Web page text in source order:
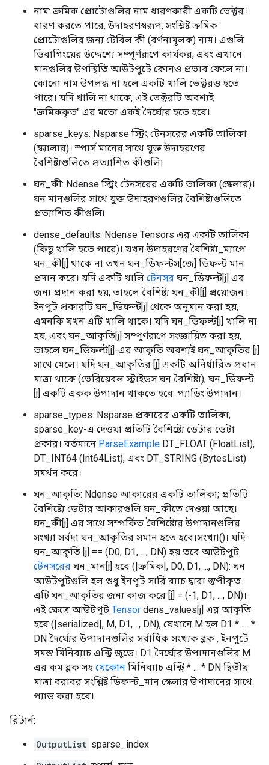
নাম: ক্রমিক প্রোটোগুলির নাম ধারণকারী একটি ভেক্টর।
ধারণ করতে পারে, উদাহরণস্বরূপ, সংশ্লিষ্ট ক্রমিক
প্রোটোগুলির জন্য টেবিল কী (বর্ণনামূলক) নাম। এগুলি
ডিবাগিংয়ের উদ্দেশ্যে সম্পূর্ণরূপে কার্যকর, এবং এখানে
মানগুলির উপস্থিতি আউটপুটে কোনও প্রভাব ফেলে না।
কোনো নাম উপলব্ধ না হলে একটি খালি ভেক্টরও হতে
পারে। যদি খালি না থাকে, এই ভেক্টরটি অবশ্যই
"ক্রমিককৃত" এর মতো একই দৈর্ঘ্যের হতে হবে।
sparse_keys: Nsparse স্ট্রিং টেনসরের একটি তালিকা
(স্ক্যালার)। স্পার্স মানের সাথে যুক্ত উদাহরণের
বৈশিষ্ট্যগুলিতে প্রত্যাশিত কীগুলি৷
ঘন_কী: Ndense স্ট্রিং টেনসরের একটি তালিকা (স্কেলার)।
ঘন মানগুলির সাথে যুক্ত উদাহরণগুলির বৈশিষ্ট্যগুলিতে
প্রত্যাশিত কীগুলি৷
dense_defaults: Ndense Tensors এর একটি তালিকা
(কিছু খালি হতে পারে)। যখন উদাহরণের বৈশিষ্ট্য_ম্যাপে
ঘন_কী[j] থাকে না তখন ঘন_ডিফল্টস[জে] ডিফল্ট মান
প্রদান করে। যদি একটি খালি টেনসর ঘন_ডিফল্ট[j] এর
জন্য প্রদান করা হয়, তাহলে বৈশিষ্ট্য ঘন_কী[j] প্রয়োজন।
ইনপুট প্রকারটি ঘন_ডিফল্ট[j] থেকে অনুমান করা হয়,
এমনকি যখন এটি খালি থাকে। যদি ঘন_ডিফল্ট[j] খালি না
হয়, এবং ঘন_আকৃতি[j] সম্পূর্ণরূপে সংজ্ঞায়িত করা হয়,
তাহলে ঘন_ডিফল্ট[j]-এর আকৃতি অবশ্যই ঘন_আকৃতির [j]
সাথে মেলে। যদি ঘন_আকৃতির [j] একটি অনির্ধারিত প্রধান
মাত্রা থাকে (ভেরিয়েবল স্ট্রাইডস ঘন বৈশিষ্ট্য), ঘন_ডিফল্ট
[j] একটি একক উপাদান থাকতে হবে: প্যাডিং উপাদান।
sparse_types: Nsparse প্রকারের একটি তালিকা;
sparse_key-এ দেওয়া প্রতিটি বৈশিষ্ট্যে ডেটার ডেটা
প্রকার। বর্তমানে ParseExample DT_FLOAT (FloatList),
DT_INT64 (Int64List), এবং DT_STRING (BytesList)
সমর্থন করে।
ঘন_আকৃতি: Ndense আকারের একটি তালিকা; প্রতিটি
বৈশিষ্ট্যে ডেটার আকারগুলি ঘন_কীতে দেওয়া আছে।
ঘন_কী[j] এর সাথে সম্পর্কিত বৈশিষ্ট্যের উপাদানগুলির
সংখ্যা সর্বদা ঘন_আকৃতির সমান হতে হবে।সংখ্যা()। যদি
ঘন_আকৃতি [j] == (D0, D1, ..., DN) হয় তবে আউটপুট
টেনসরের ঘন_মান[j] হবে (|ক্রমিক|, D0, D1, ..., DN): ঘন
আউটপুটগুলি হল শুধু ইনপুট সারি ব্যাচ দ্বারা স্তুপীকৃত.
এটি ঘন_আকৃতির জন্য কাজ করে [j] = (-1, D1, ..., DN)।
এই ক্ষেত্রে আউটপুট Tensor dens_values[j] এর আকৃতি
হবে (|serialized|, M, D1, .., DN), যেখানে M হল D1 * .... *
DN দৈর্ঘ্যের উপাদানগুলির সর্বাধিক সংখ্যক ব্লক , ইনপুটে
সমস্ত মিনিব্যাচ এন্ট্রি জুড়ে। D1 দৈর্ঘ্যের উপাদানগুলির M
এর কম ব্লক সহ যেকোন মিনিব্যাচ এন্ট্রি * ... * DN দ্বিতীয়
মাত্রা বরাবর সংশ্লিষ্ট ডিফল্ট_মান স্কেলার উপাদানের সাথে
প্যাড করা হবে।
রিটার্ন:
OutputList sparse_index